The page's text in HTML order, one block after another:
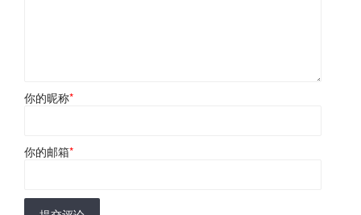
你的昵称*
你的邮箱*